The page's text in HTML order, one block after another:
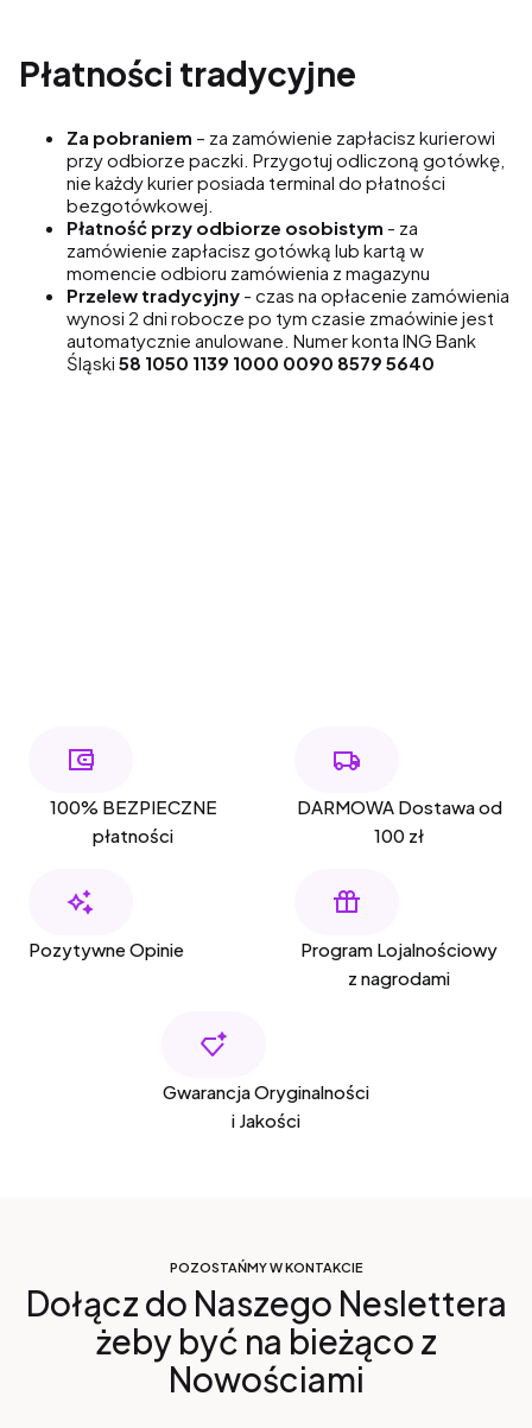
Płatności tradycyjne
Za pobraniem – za zamówienie zapłacisz kurierowi
przy odbiorze paczki. Przygotuj odliczoną gotówkę,
nie każdy kurier posiada terminal do płatności
bezgotówkowej.
Płatność przy odbiorze osobistym - za
zamówienie zapłacisz gotówką lub kartą w
momencie odbioru zamówienia z magazynu
Przelew tradycyjny - czas na opłacenie zamówienia
wynosi 2 dni robocze po tym czasie zmaówinie jest
automatycznie anulowane. Numer konta ING Bank
Śląski 58 1050 1139 1000 0090 8579 5640
100% BEZPIECZNE
płatności
DARMOWA Dostawa od
100 zł
Pozytywne Opinie
Program Lojalnościowy
z nagrodami
Gwarancja Oryginalności
i Jakości
POZOSTAŃMY W KONTAKCIE
Dołącz do Naszego Neslettera
żeby być na bieżąco z
Nowościami